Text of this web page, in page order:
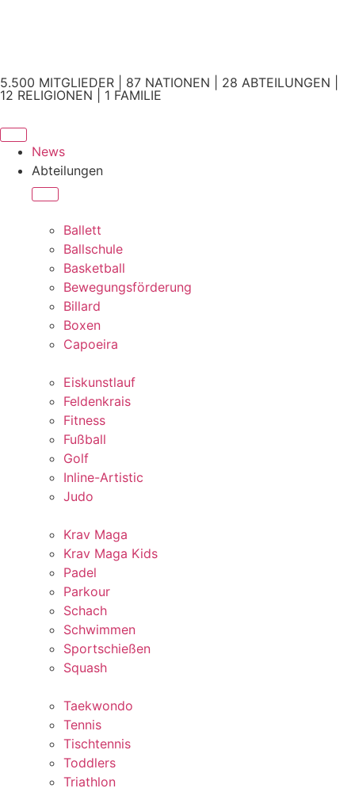
5.500 MITGLIEDER | 87 NATIONEN | 28 ABTEILUNGEN |
12 RELIGIONEN | 1 FAMILIE
News
Abteilungen
Ballett
Ballschule
Basketball
Bewegungsförderung
Billard
Boxen
Capoeira
Eiskunstlauf
Feldenkrais
Fitness
Fußball
Golf
Inline-Artistic
Judo
Krav Maga
Krav Maga Kids
Padel
Parkour
Schach
Schwimmen
Sportschießen
Squash
Taekwondo
Tennis
Tischtennis
Toddlers
Triathlon